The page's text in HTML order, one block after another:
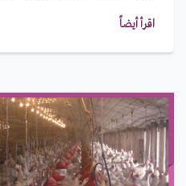
اقرأ أيضاً